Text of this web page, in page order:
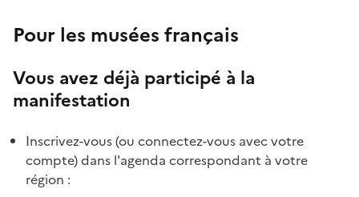
Pour les musées français
Vous avez déjà participé à la
manifestation
Inscrivez-vous (ou connectez-vous avec votre
compte) dans l'agenda correspondant à votre
région :